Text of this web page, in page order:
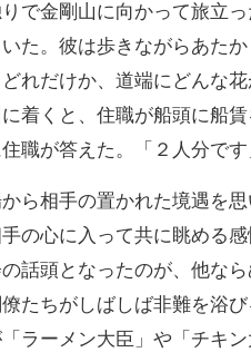
で金剛山に向かって旅立
た。彼は歩きながらあた
れだけか、道端にどんな
着くと、住職が船頭に船
職が答えた。「２人分です
ら相手の置かれた境遇を
の心に入って共に眺める
話頭となったのが、他な
たちがしばしば非難を浴
ラーメン大臣」や「チキ